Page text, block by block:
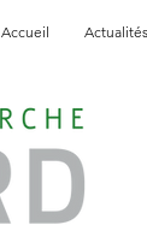
Accueil Actualités